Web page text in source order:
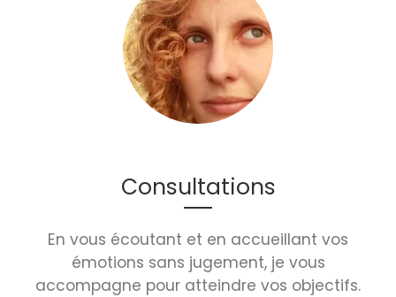
Consultations
En vous écoutant et en accueillant vos
émotions sans jugement, je vous
accompagne pour atteindre vos objectifs.